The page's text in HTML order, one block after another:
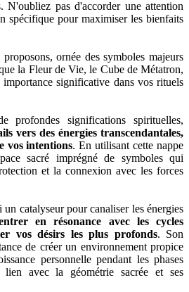
N'oubliez pas d'accorder une attention
spécifique pour maximiser les bienfaits
proposons, ornée des symboles majeurs
la Fleur de Vie, le Cube de Métatron,
importance significative dans vos rituels
profondes significations spirituelles,
vers des énergies transcendantales,
vos intentions. En utilisant cette nappe
sacré imprégné de symboles qui
et la connexion avec les forces
un catalyseur pour canaliser les énergies
en résonance avec les cycles
vos désirs les plus profonds. Son
de créer un environnement propice
personnelle pendant les phases
lien avec la géométrie sacrée et ses